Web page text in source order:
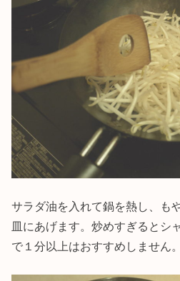
サラダ油を入れて鍋を熱し、も
皿にあげます。炒めすぎるとシ
で１分以上はおすすめしません。